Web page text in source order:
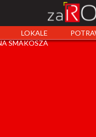
LOKALE
SMAKOSZA